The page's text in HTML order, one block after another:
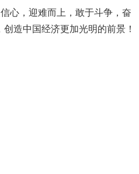
心，迎难而上，敢于斗争，奋
造中国经济更加光明的前景！